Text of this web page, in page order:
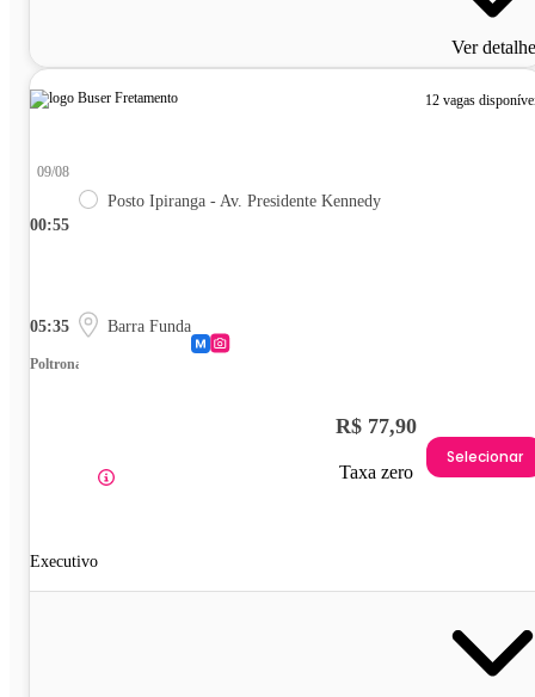
Ver
12 vagas
00:55
09/08
Posto Ipiranga - Av. Presidente Kennedy
05:35 Barra Funda
Poltrona
Executivo
R$ 77,90
Taxa zero
Selecionar